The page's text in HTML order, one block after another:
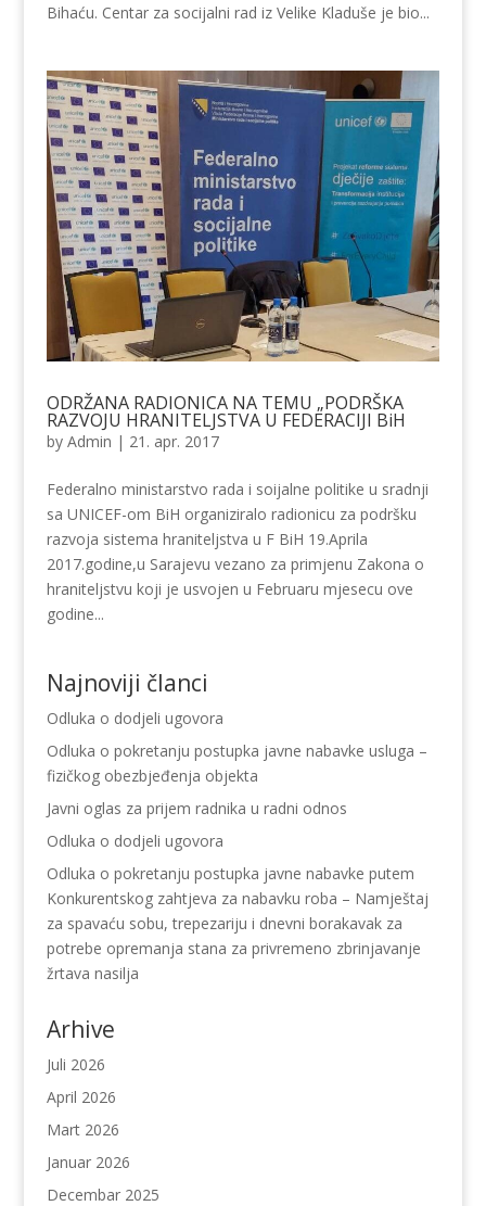
Bihaću. Centar za socijalni rad iz Velike Kladuše je bio...
ODRŽANA RADIONICA NA TEMU „PODRŠKA
RAZVOJU HRANITELJSTVA U FEDERACIJI BiH
by Admin | 21. apr. 2017
Federalno ministarstvo rada i soijalne politike u sradnji
sa UNICEF-om BiH organiziralo radionicu za podršku
razvoja sistema hraniteljstva u F BiH 19.Aprila
2017.godine,u Sarajevu vezano za primjenu Zakona o
hraniteljstvu koji je usvojen u Februaru mjesecu ove
godine...
Najnoviji članci
Odluka o dodjeli ugovora
Odluka o pokretanju postupka javne nabavke usluga –
fizičkog obezbjeđenja objekta
Javni oglas za prijem radnika u radni odnos
Odluka o dodjeli ugovora
Odluka o pokretanju postupka javne nabavke putem
Konkurentskog zahtjeva za nabavku roba – Namještaj
za spavaću sobu, trepezariju i dnevni borakavak za
potrebe opremanja stana za privremeno zbrinjavanje
žrtava nasilja
Arhive
Juli 2026
April 2026
Mart 2026
Januar 2026
Decembar 2025